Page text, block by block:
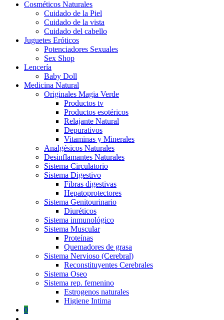
Cosméticos Naturales
Cuidado de la Piel
Cuidado de la vista
Cuidado del cabello
Juguetes Eróticos
Potenciadores Sexuales
Sex Shop
Lencería
Baby Doll
Medicina Natural
Originales Magia Verde
Productos tv
Productos esotéricos
Relajante Natural
Depurativos
Vitaminas y Minerales
Analgésicos Naturales
Desinflamantes Naturales
Sistema Circulatorio
Sistema Digestivo
Fibras digestivas
Hepatoprotectores
Sistema Genitourinario
Diuréticos
Sistema inmunológico
Sistema Muscular
Proteínas
Quemadores de grasa
Sistema Nervioso (Cerebral)
Reconstituyentes Cerebrales
Sistema Oseo
Sistema rep. femenino
Estrogenos naturales
Higiene Intima
0